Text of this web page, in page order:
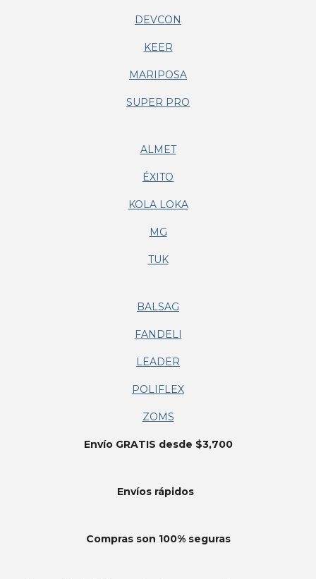
DEVCON
KEER
MARIPOSA
SUPER PRO
ALMET
ÉXITO
KOLA LOKA
MG
TUK
BALSAG
FANDELI
LEADER
POLIFLEX
ZOMS
Envío GRATIS desde $3,700
Envíos rápidos
Compras son 100% seguras